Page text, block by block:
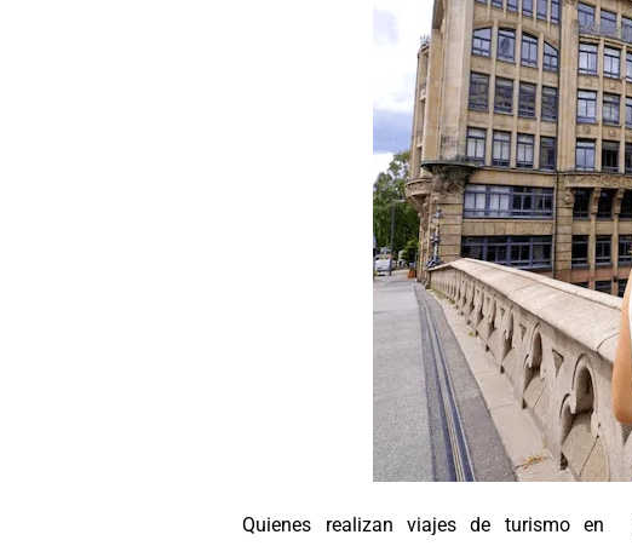
Quienes realizan viajes de turismo en